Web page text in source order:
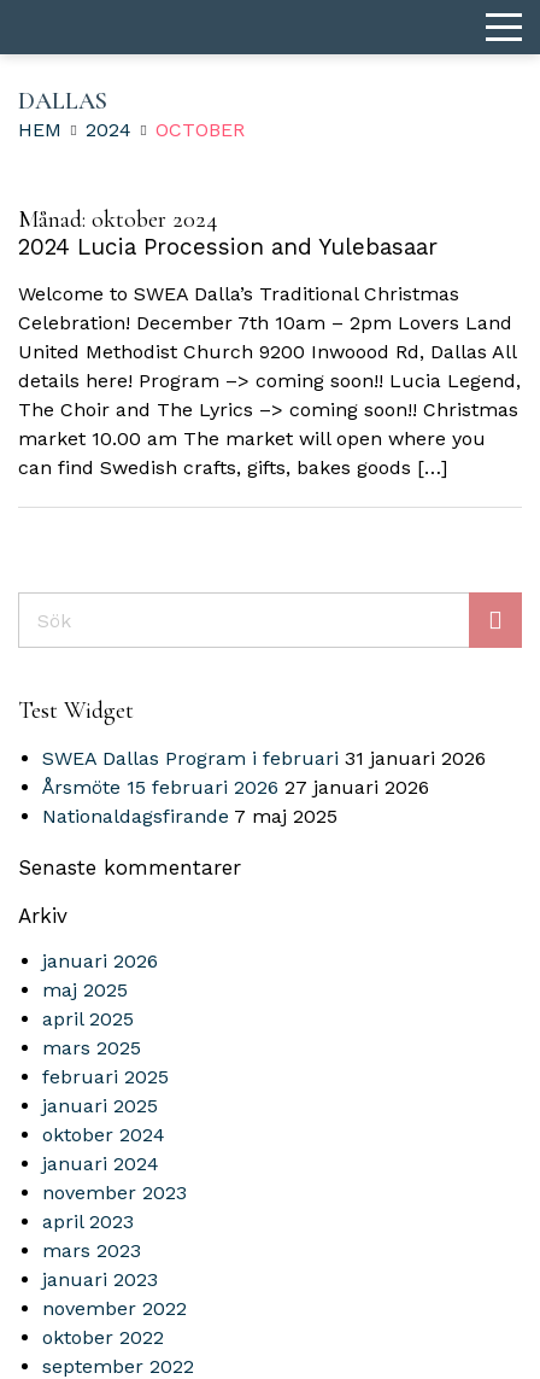
DALLAS
HEM 2024 OCTOBER
Månad: oktober 2024
2024 Lucia Procession and Yulebasaar
Welcome to SWEA Dalla’s Traditional Christmas
Celebration! December 7th 10am – 2pm Lovers Land
United Methodist Church 9200 Inwoood Rd, Dallas All
details here! Program –> coming soon!! Lucia Legend,
The Choir and The Lyrics –> coming soon!! Christmas
market 10.00 am The market will open where you
can find Swedish crafts, gifts, bakes goods […]
Test Widget
SWEA Dallas Program i februari 31 januari 2026
Årsmöte 15 februari 2026 27 januari 2026
Nationaldagsfirande 7 maj 2025
Senaste kommentarer
Arkiv
januari 2026
maj 2025
april 2025
mars 2025
februari 2025
januari 2025
oktober 2024
januari 2024
november 2023
april 2023
mars 2023
januari 2023
november 2022
oktober 2022
september 2022